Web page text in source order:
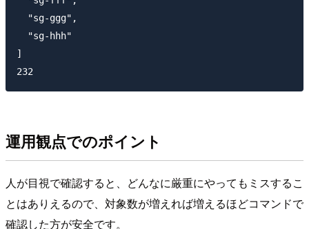
  "sg-ggg",
  "sg-hhh"
]
運用観点でのポイント
人が目視で確認すると、どんなに厳重にやってもミスするこ
とはありえるので、対象数が増えれば増えるほどコマンドで
確認した方が安全です。